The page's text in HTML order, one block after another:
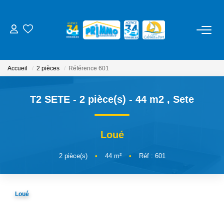
NOS SERVICES
Accueil 2 pièces Référence 601
T2 SETE - 2 pièce(s) - 44 m2 , Sete
Loué
2pièce(s) • 44m² • Réf : 601
Loué